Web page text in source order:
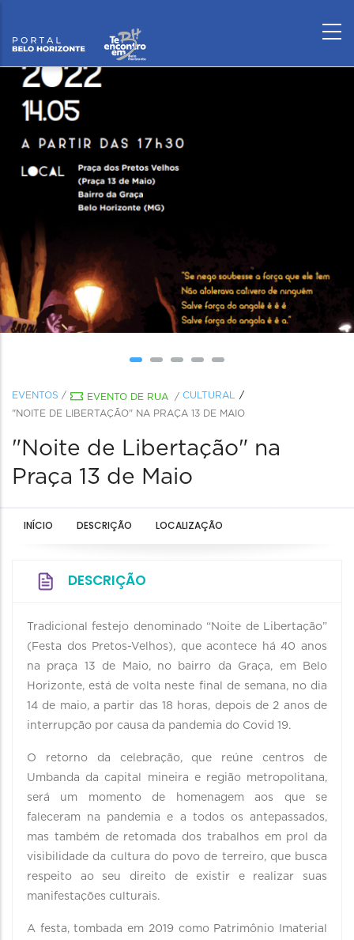
EVENTOS / EVENTO DE RUA / CULTURAL
"NOITE DE LIBERTAÇÃO" NA PRAÇA 13 DE MAIO
"Noite de Libertação" na
Praça 13 de Maio
INÍCIO DESCRIÇÃO LOCALIZAÇÃO
DESCRIÇÃO
Tradicional festejo denominado “Noite de Libertação”
(Festa dos Pretos-Velhos), que acontece há 40 anos
na praça 13 de Maio, no bairro da Graça, em Belo
Horizonte, está de volta neste final de semana, no dia
14 de maio, a partir das 18 horas, depois de 2 anos de
interrupção por causa da pandemia do Covid 19.
O retorno da celebração, que reúne centros de
Umbanda da capital mineira e região metropolitana,
será um momento de homenagem aos que se
faleceram na pandemia e a todos os antepassados,
mas também de retomada dos trabalhos em prol da
visibilidade da cultura do povo de terreiro, que busca
respeito ao seu direito de existir e realizar suas
manifestações culturais.
A festa, tombada em 2019 como Patrimônio Imaterial